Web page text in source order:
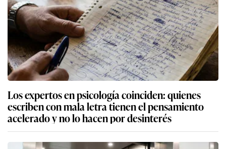
Los expertos en psicología coinciden: quienes
escriben con mala letra tienen el pensamiento
acelerado y no lo hacen por desinterés